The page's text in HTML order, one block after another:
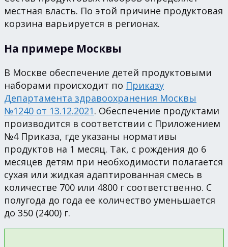
местная власть. По этой причине продуктовая
корзина варьируется в регионах.
На примере Москвы
В Москве обеспечение детей продуктовыми
наборами происходит по Приказу
Департамента здравоохранения Москвы
№1240 от 13.12.2021. Обеспечение продуктами
производится в соответствии с Приложением
№4 Приказа, где указаны нормативы
продуктов на 1 месяц. Так, с рождения до 6
месяцев детям при необходимости полагается
сухая или жидкая адаптированная смесь в
количестве 700 или 4800 г соответственно. С
полугода до года ее количество уменьшается
до 350 (2400) г.